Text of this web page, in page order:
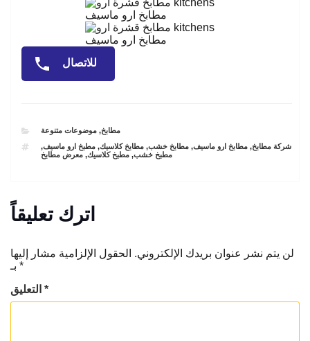
مطابخ ارو ماسيف
مطابخ ارو ماسيف
للاتصال
CATEGORIES مطابخ,موضوعات متنوعة
TAGS
شركة مطابخ,مطابخ ارو ماسيف,مطابخ خشب,مطابخ كلاسيك,مطبخ ارو ماسيف,
مطبخ خشب,مطبخ كلاسيك,معرض مطابخ
اترك تعليقاً
لن يتم نشر عنوان بريدك الإلكتروني. الحقول الإلزامية مشار إليها
*
*